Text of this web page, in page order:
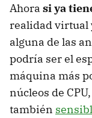
Ahora si ya
realidad virtual
alguna de las
podría ser el
máquina más
núcleos de
también